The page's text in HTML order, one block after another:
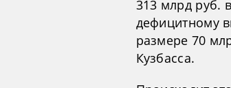
313 млрд руб.
дефицитному
размере 70
Кузбасса.